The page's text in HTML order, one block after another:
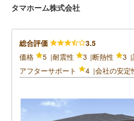
口コミ評判平均
30代女性
較して、光熱費半分程度まで落ちました
高い →さすがに救急車のサイレントや改
タマホーム株式会社
総合評価
3.5
価格
5 耐震性 3 断熱性 3
アフターサポート
4 会社の安定